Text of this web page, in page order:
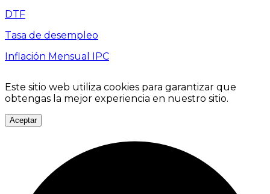
DTF
Tasa de desempleo
Inflación Mensual IPC
Este sitio web utiliza cookies para garantizar que
obtengas la mejor experiencia en nuestro sitio.
Aceptar